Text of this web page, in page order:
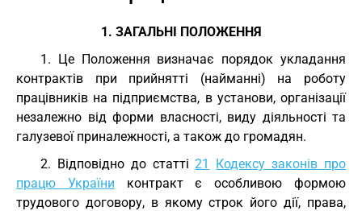
1. ЗАГАЛЬНІ ПОЛОЖЕННЯ
1. Це Положення визначає порядок укладання
контрактів при прийнятті (найманні) на роботу
працівників на підприємства, в установи, організації
незалежно від форми власності, виду діяльності та
галузевої приналежності, а також до громадян.
2. Відповідно до статті21
Кодексу законів про
працю України контракт є особливою формою
трудового договору, в якому строк його дії, права,